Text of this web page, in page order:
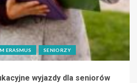
ERASMUS SENIORZY
wyjazdy dla seniorów